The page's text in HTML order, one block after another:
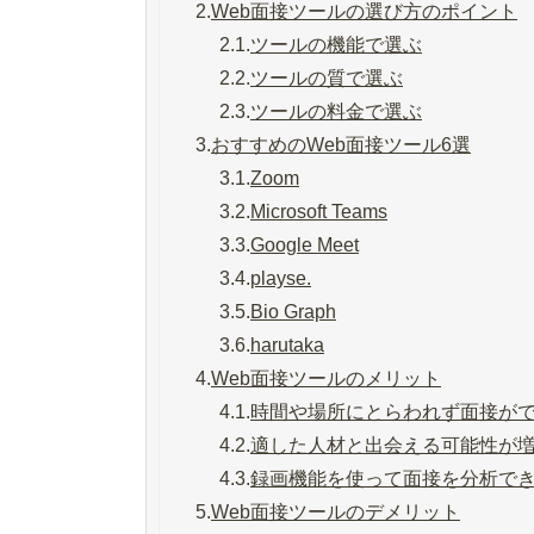
2.Web面接ツールの選び方のポイント
2.1.ツールの機能で選ぶ
2.2.ツールの質で選ぶ
2.3.ツールの料金で選ぶ
3.おすすめのWeb面接ツール6選
3.1.Zoom
3.2.Microsoft Teams
3.3.Google Meet
3.4.playse.
3.5.Bio Graph
3.6.harutaka
4.Web面接ツールのメリット
4.1.時間や場所にとらわれず面接が
4.2.適した人材と出会える可能性が
4.3.録画機能を使って面接を分析で
5.Web面接ツールのデメリット